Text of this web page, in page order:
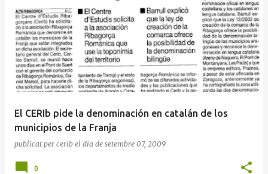
El CERIb pide la denominación en catalán de los
municipios de la Franja
publicat per cerib el dia de setembre 07, 2009
0